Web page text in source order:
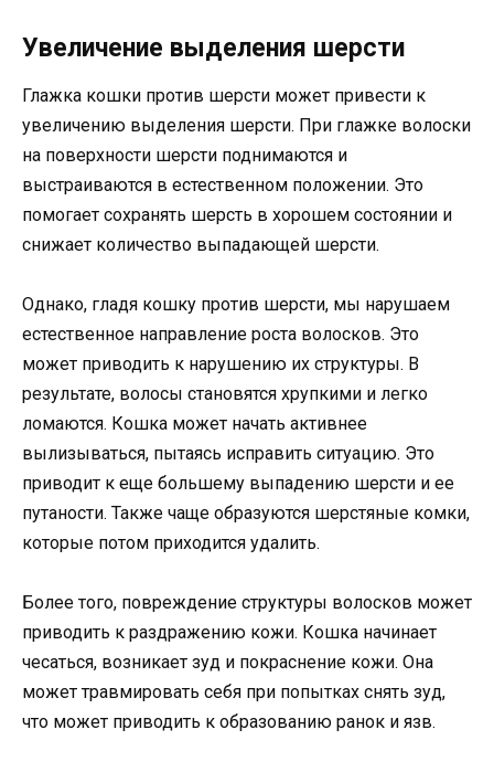
Увеличение выделения шерсти
Глажка кошки против шерсти может привести к
увеличению выделения шерсти. При глажке волоски
на поверхности шерсти поднимаются и
выстраиваются в естественном положении. Это
помогает сохранять шерсть в хорошем состоянии и
снижает количество выпадающей шерсти.
Однако, гладя кошку против шерсти, мы нарушаем
естественное направление роста волосков. Это
может приводить к нарушению их структуры. В
результате, волосы становятся хрупкими и легко
ломаются. Кошка может начать активнее
вылизываться, пытаясь исправить ситуацию. Это
приводит к еще большему выпадению шерсти и ее
путаности. Также чаще образуются шерстяные комки,
которые потом приходится удалить.
Более того, повреждение структуры волосков может
приводить к раздражению кожи. Кошка начинает
чесаться, возникает зуд и покраснение кожи. Она
может травмировать себя при попытках снять зуд,
что может приводить к образованию ранок и язв.